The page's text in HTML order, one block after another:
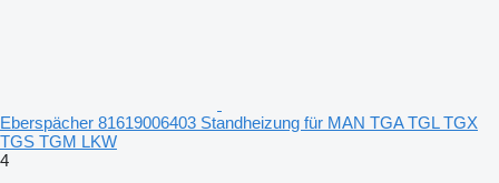
Eberspächer 81619006403 Standheizung für MAN TGA TGL TGX
TGS TGM LKW
4